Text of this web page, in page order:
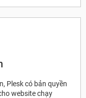
Plesk có bản quyền
website chạy